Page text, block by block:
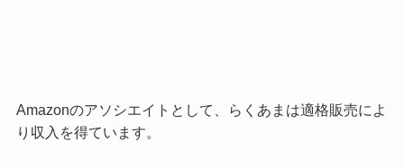
Amazonのアソシエイトとして、らくあまは適格販売によ
り収入を得ています。